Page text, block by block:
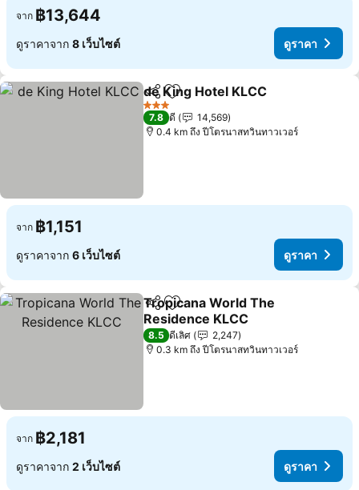
จาก ฿13,644
ดูราคาจาก 8 เว็บไซต์ ดูราคา
แชร์ เพิ่มในรายการโปรด
de King Hotel KLCC
3 ดาว
7.8 ดี
14,569
0.4 km ถึง ปีโตรนาสทวินทาวเวอร์
จาก ฿1,151
ดูราคาจาก 6 เว็บไซต์ ดูราคา
แชร์ เพิ่มในรายการโปรด
Tropicana World The
Residence KLCC
ดูราคา
8.5 ดีเลิศ
2,247
0.3 km ถึง ปีโตรนาสทวินทาวเวอร์
จาก ฿2,181
ดูราคาจาก 2 เว็บไซต์ ดูราคา